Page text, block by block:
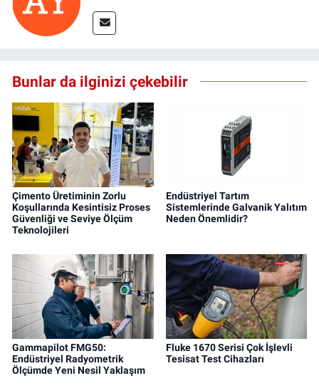
Bunlar da ilginizi çekebilir
Çimento Üretiminin Zorlu
Koşullarında Kesintisiz Proses
Güvenliği ve Seviye Ölçüm
Teknolojileri
Endüstriyel Tartım
Sistemlerinde Galvanik Yalıtım
Neden Önemlidir?
Gammapilot FMG50:
Endüstriyel Radyometrik
Ölçümde Yeni Nesil Yaklaşım
Fluke 1670 Serisi Çok İşlevli
Tesisat Test Cihazları